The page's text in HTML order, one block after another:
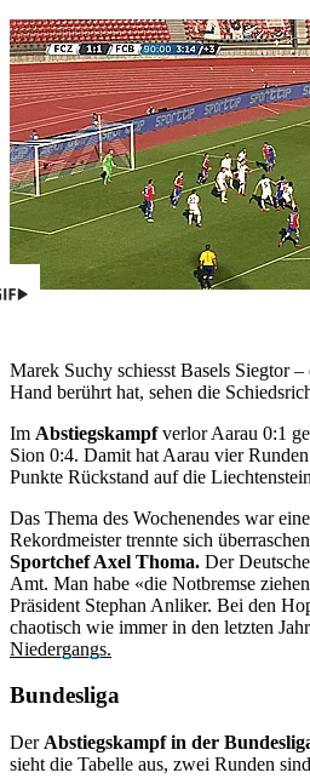
Marek Suchy schiesst Basels Siegtor
Hand berührt hat, sehen die
Im Abstiegskampfverlor Aarau 0:1
Sion 0:4. Damit hat Aarau vier
Punkte Rückstand auf die
Das Thema des Wochenendes war eine
Rekordmeister trennte sich
Sportchef Axel Thoma. Der
Amt. Man habe «die Notbremse
Präsident Stephan Anliker. Bei den
chaotisch wie immer in den letzten
Niedergangs.
Bundesliga
Der Abstiegskampf in der
sieht die Tabelle aus, zwei Runden